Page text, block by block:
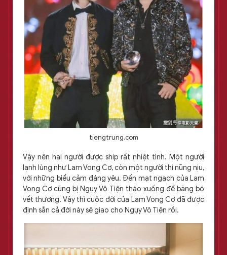
tiengtrung.com
Vậy nên hai người được ship rất nhiệt tình. Một người
lạnh lùng như Lam Vong Cơ, còn một người thì nũng nịu,
với những biểu cảm đáng yêu. Đến mạt ngạch của Lam
Vong Cơ cũng bị Ngụy Vô Tiện tháo xuống để băng bó
vết thương. Vậy thì cuộc đời của Lam Vong Cơ đã được
định sẵn cả đời này sẽ giao cho Ngụy Vô Tiện rồi.